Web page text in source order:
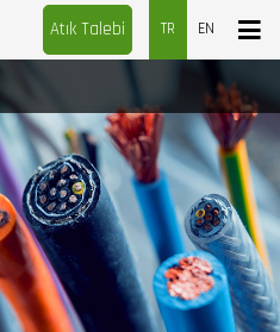
Atık Talebi TR EN